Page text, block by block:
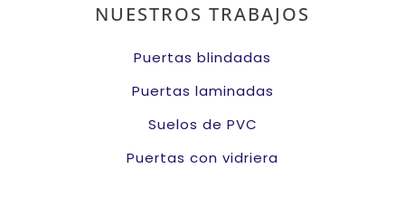
NUESTROS TRABAJOS
Puertas blindadas
Puertas laminadas
Suelos de PVC
Puertas con vidriera